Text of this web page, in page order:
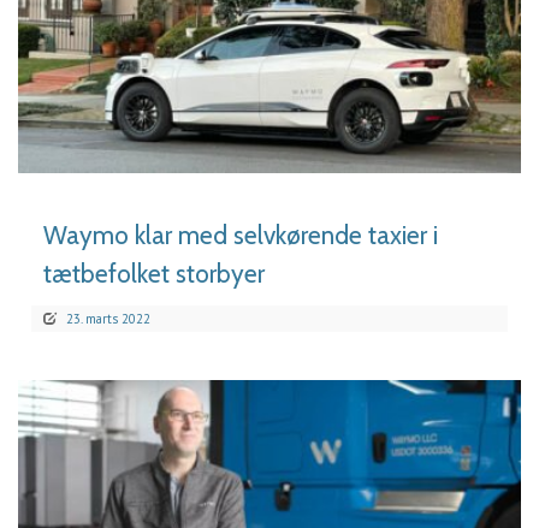
LÆS MERE
Waymo klar med selvkørende taxier i
tætbefolket storbyer
23. marts 2022